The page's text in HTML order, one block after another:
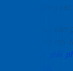
lớn và hưởng
Phân
hàng nội
vấn giải